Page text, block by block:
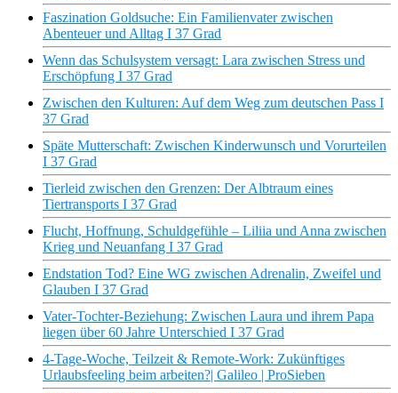
Faszination Goldsuche: Ein Familienvater zwischen
Abenteuer und Alltag I 37 Grad
Wenn das Schulsystem versagt: Lara zwischen Stress und
Erschöpfung I 37 Grad
Zwischen den Kulturen: Auf dem Weg zum deutschen Pass I
37 Grad
Späte Mutterschaft: Zwischen Kinderwunsch und Vorurteilen
I 37 Grad
Tierleid zwischen den Grenzen: Der Albtraum eines
Tiertransports I 37 Grad
Flucht, Hoffnung, Schuldgefühle – Liliia und Anna zwischen
Krieg und Neuanfang I 37 Grad
Endstation Tod? Eine WG zwischen Adrenalin, Zweifel und
Glauben I 37 Grad
Vater-Tochter-Beziehung: Zwischen Laura und ihrem Papa
liegen über 60 Jahre Unterschied I 37 Grad
4-Tage-Woche, Teilzeit & Remote-Work: Zukünftiges
Urlaubsfeeling beim arbeiten?| Galileo | ProSieben